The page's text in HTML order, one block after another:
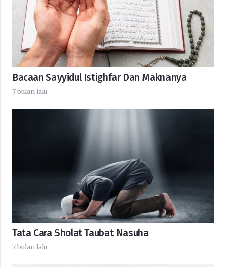
Bacaan Sayyidul Istighfar Dan Maknanya
7 bulan lalu
Tata Cara Sholat Taubat Nasuha
7 bulan lalu